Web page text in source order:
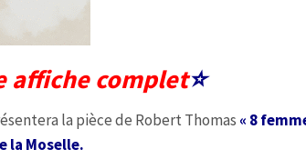
affiche complet⭐️
la pièce de Robert Thomas « 8
la Moselle.